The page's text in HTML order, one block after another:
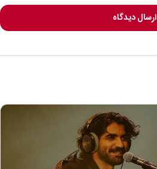
ارسال دیدگاه